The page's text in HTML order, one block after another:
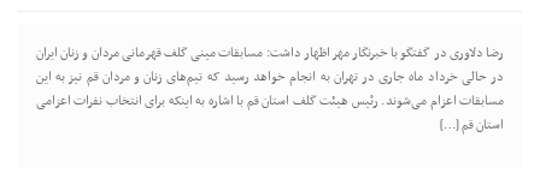
رضا دلاوری در گفتگو با خبرنگار مهر اظهار داشت: مسابقات مینی گلف قهرمانی مردان و زنان ایران
در حالی خرداد ماه جاری در تهران به انجام خواهد رسید که تیم‌های زنان و مردان قم نیز به این
مسابقات اعزام می‌شوند. رئیس هیئت گلف استان قم با اشاره به اینکه برای انتخاب نفرات اعزامی
استان قم […]